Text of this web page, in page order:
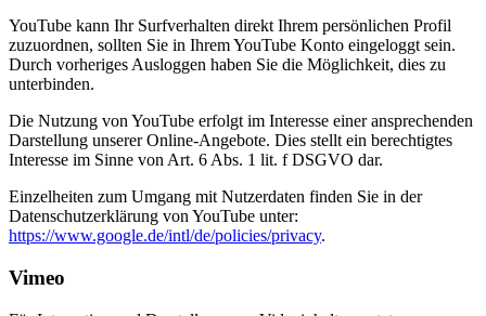
YouTube kann Ihr Surfverhalten direkt Ihrem persönlichen Profil
zuzuordnen, sollten Sie in Ihrem YouTube Konto eingeloggt sein.
Durch vorheriges Ausloggen haben Sie die Möglichkeit, dies zu
unterbinden.
Die Nutzung von YouTube erfolgt im Interesse einer ansprechenden
Darstellung unserer Online-Angebote. Dies stellt ein berechtigtes
Interesse im Sinne von Art. 6 Abs. 1 lit. f DSGVO dar.
Einzelheiten zum Umgang mit Nutzerdaten finden Sie in der
Datenschutzerklärung von YouTube unter:
https://www.google.de/intl/de/policies/privacy.
Vimeo